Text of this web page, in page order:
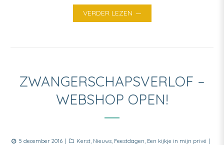
VERDER LEZEN
ZWANGERSCHAPSVERLOF –
WEBSHOP OPEN!
Posted
5 december 2016 Categories
Kerst, Nieuws, Feestdagen Een kijkje in mijn privé